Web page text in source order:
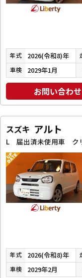
年式 2026(令和8)年
車検 2029年1月
お問い合わせ
スズキ アルト
年式 2026(令和8)年
車検 2029年2月